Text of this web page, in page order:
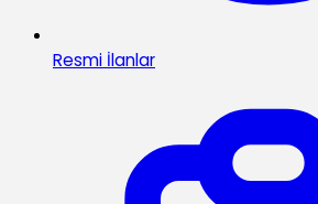
Resmi İlanlar